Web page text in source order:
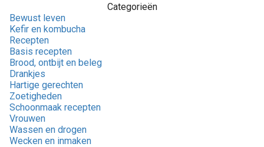
Categorieën
Bewust leven
Kefir en kombucha
Recepten
Basis recepten
Brood, ontbijt en beleg
Drankjes
Hartige gerechten
Zoetigheden
Schoonmaak recepten
Vrouwen
Wassen en drogen
Wecken en inmaken